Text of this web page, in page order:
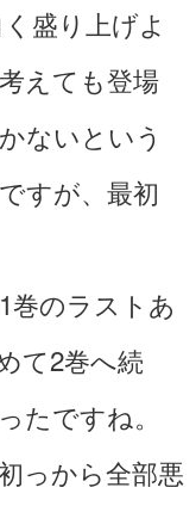
盛り上げよ
えても登場
ないという
すが、最初
巻のラストあ
て2巻へ続
ですね。
っから全部悪